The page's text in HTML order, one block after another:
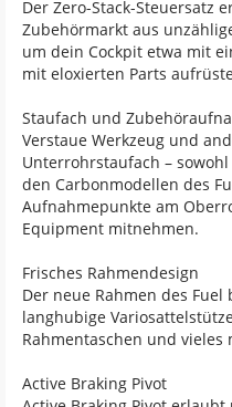
Der Zero-Stack-Steuersatz
Zubehörmarkt aus
um dein Cockpit etwa mit
mit eloxierten Parts
Staufach und
Verstaue Werkzeug und
Unterrohrstaufach –
den Carbonmodellen des
Aufnahmepunkte am
Equipment mitnehmen.
Frisches Rahmendesign
Der neue Rahmen des
langhubige
Rahmentaschen und vieles
Active Braking Pivot